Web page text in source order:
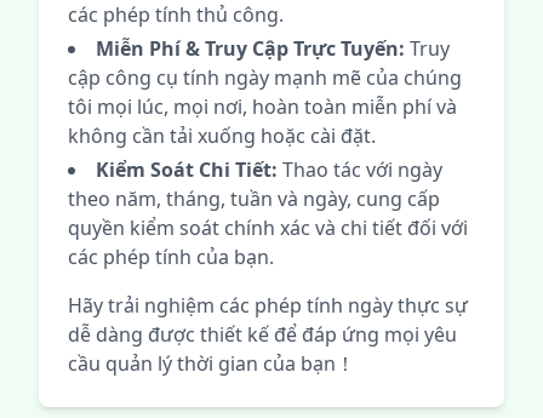
các phép tính thủ công.
Miễn Phí & Truy Cập Trực Tuyến: Truy
cập công cụ tính ngày mạnh mẽ của chúng
tôi mọi lúc, mọi nơi, hoàn toàn miễn phí và
không cần tải xuống hoặc cài đặt.
Kiểm Soát Chi Tiết: Thao tác với ngày
theo năm, tháng, tuần và ngày, cung cấp
quyền kiểm soát chính xác và chi tiết đối với
các phép tính của bạn.
Hãy trải nghiệm các phép tính ngày thực sự
dễ dàng được thiết kế để đáp ứng mọi yêu
cầu quản lý thời gian của bạn！